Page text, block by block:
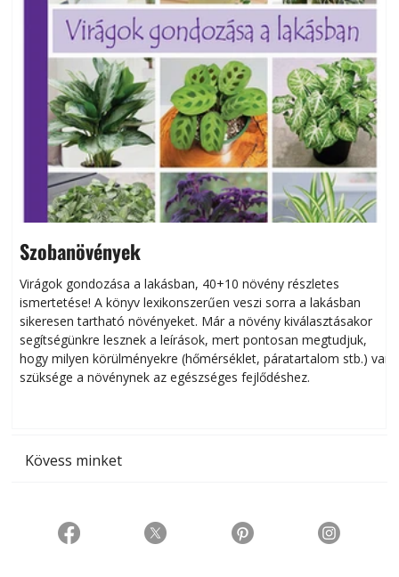
Szobanövények
Virágok gondozása a lakásban, 40+10 növény részletes
ismertetése! A könyv lexikonszerűen veszi sorra a lakásban
sikeresen tart­ha­tó növényeket. Már a növény kiválasztásakor
segítségünkre lesznek a leírások, mert pontosan megtudjuk,
hogy milyen körülményekre (hőmérséklet, páratartalom stb.) van
szüksége a növénynek az egészséges fejlődéshez.
Kövess minket